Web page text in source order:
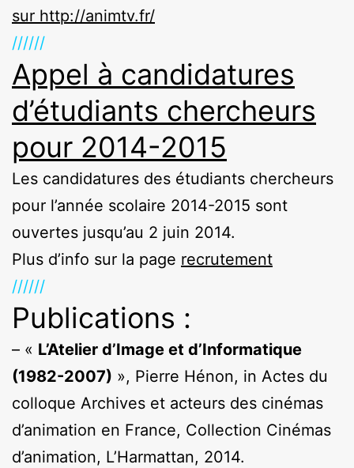
sur http://animtv.fr/
//////
Appel à candidatures
d’étudiants chercheurs
pour 2014-2015
Les candidatures des étudiants chercheurs
pour l’année scolaire 2014-2015 sont
ouvertes jusqu’au 2 juin 2014.
Plus d’info sur la page recrutement
//////
Publications :
– « L’Atelier d’Image et d’Informatique
(1982-2007) », Pierre Hénon, in Actes du
colloque Archives et acteurs des cinémas
d’animation en France, Collection Cinémas
d’animation, L’Harmattan, 2014.